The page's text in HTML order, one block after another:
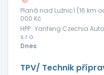
Planá nad Lužnicí (16 km
000 Kč
HPP · Yanfeng Czechia
s.r.o.
Dnes
TPV/ Technik